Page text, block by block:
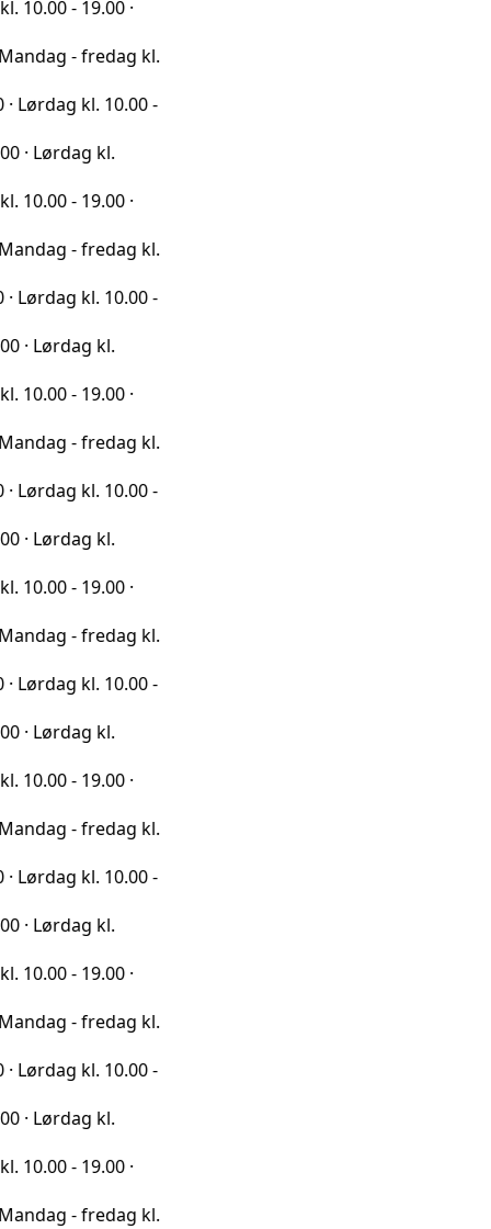
19.00 ·
- fredag kl.
kl. 10.00 -
kl.
19.00 ·
- fredag kl.
kl. 10.00 -
kl.
19.00 ·
- fredag kl.
kl. 10.00 -
kl.
19.00 ·
- fredag kl.
kl. 10.00 -
kl.
19.00 ·
- fredag kl.
kl. 10.00 -
kl.
19.00 ·
- fredag kl.
kl. 10.00 -
kl.
19.00 ·
- fredag kl.